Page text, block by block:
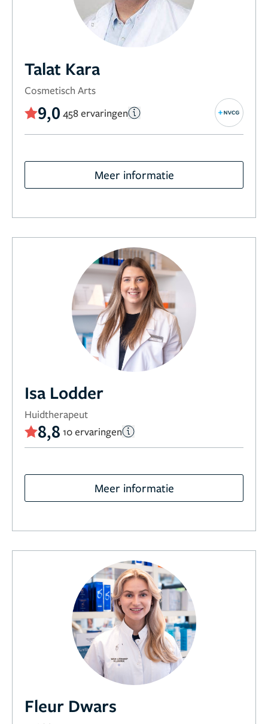
Talat Kara
Cosmetisch Arts
9,0 458 ervaringen
Meer informatie
Isa Lodder
Huidtherapeut
8,8 10 ervaringen
Meer informatie
Fleur Dwars